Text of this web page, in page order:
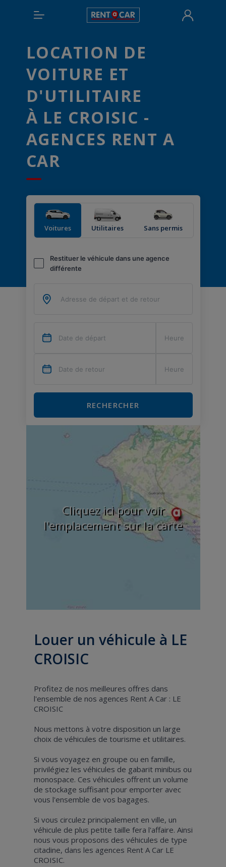
LOCATION DE
VOITURE ET
D'UTILITAIRE
À LE CROISIC -
AGENCES RENT A
CAR
Voitures Utilitaires Sans permis
Restituer le véhicule dans une agence
différente
RECHERCHER
Cliquez ici pour voir
l'emplacement sur la carte
Louer un véhicule à LE
CROISIC
Profitez de nos meilleures offres dans
l'ensemble de nos agences Rent A Car : LE
CROISIC
Nous mettons à votre disposition un large
choix de véhicules de tourisme et utilitaires.
Si vous voyagez en groupe ou en famille,
privilégiez les véhicules de gabarit minibus ou
monospace. Ces véhicules offrent un volume
de stockage suffisant pour emporter avec
vous l'ensemble de vos bagages.
Si vous circulez principalement en ville, un
véhicule de plus petite taille fera l'affaire. Ainsi
nous vous proposons des véhicules de type
citadine, dans les agences Rent A Car LE
CROISIC.